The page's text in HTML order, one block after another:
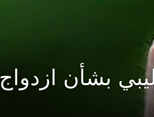
بشأن ازدواج